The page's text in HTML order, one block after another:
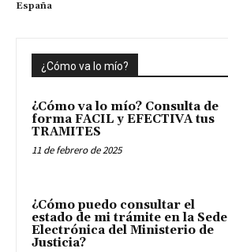
España
¿Cómo va lo mío?
¿Cómo va lo mío? Consulta de
forma FACIL y EFECTIVA tus
TRAMITES
11 de febrero de 2025
¿Cómo puedo consultar el
estado de mi trámite en la Sede
Electrónica del Ministerio de
Justicia?